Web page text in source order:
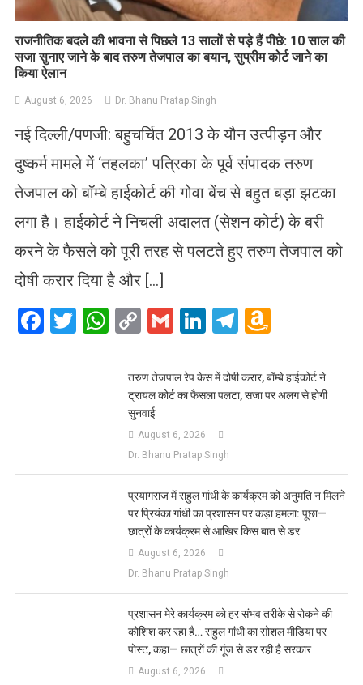
राजनीतिक बदले की भावना से पिछले 13 सालों से पड़े हैं पीछे: 10 साल की
सजा सुनाए जाने के बाद तरुण तेजपाल का बयान, सुप्रीम कोर्ट जाने का
किया ऐलान
August 6, 2026 Dr. Bhanu Pratap Singh
नई दिल्ली/पणजी: बहुचर्चित 2013 के यौन उत्पीड़न और
दुष्कर्म मामले में ‘तहलका’ पत्रिका के पूर्व संपादक तरुण
तेजपाल को बॉम्बे हाईकोर्ट की गोवा बेंच से बहुत बड़ा झटका
लगा है। हाईकोर्ट ने निचली अदालत (सेशन कोर्ट) के बरी
करने के फैसले को पूरी तरह से पलटते हुए तरुण तेजपाल को
दोषी करार दिया है और […]
Facebook
Twitter
WhatsApp
CopyGmailLinkedIn
Telegram
Amazon
List
तरुण तेजपाल रेप केस में दोषी करार, बॉम्बे हाईकोर्ट ने
ट्रायल कोर्ट का फैसला पलटा, सजा पर अलग से होगी
सुनवाई
August 6, 2026
Dr. Bhanu Pratap Singh
प्रयागराज में राहुल गांधी के कार्यक्रम को अनुमति न मिलने
पर प्रियंका गांधी का प्रशासन पर कड़ा हमला: पूछा—
छात्रों के कार्यक्रम से आखिर किस बात से डर
August 6, 2026
Dr. Bhanu Pratap Singh
प्रशासन मेरे कार्यक्रम को हर संभव तरीके से रोकने की
कोशिश कर रहा है… राहुल गांधी का सोशल मीडिया पर
पोस्ट, कहा— छात्रों की गूंज से डर रही है सरकार
August 6, 2026